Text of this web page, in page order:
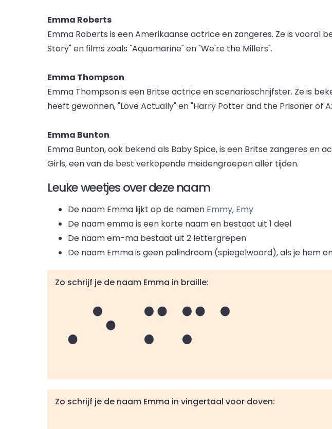
Emma Roberts
Emma Roberts is een Amerikaanse actrice en zangeres. Ze is vooral
Story" en films zoals "Aquamarine" en "We're the Millers".
Emma Thompson
Emma Thompson is een Britse actrice en scenarioschrijfster. Ze is
heeft gewonnen, "Love Actually" en "Harry Potter and the Prisoner of
Emma Bunton
Emma Bunton, ook bekend als Baby Spice, is een Britse zangeres en
Girls, een van de best verkopende meidengroepen aller tijden.
Leuke weetjes over deze naam
De naam Emma lijkt op de namen Emmy, Emy
De naam emma is een korte naam en bestaat uit 1 deel
De naam em-ma bestaat uit 2 lettergrepen
De naam Emma is geen palindroom (spiegelwoord), als je hem
Zo schrijf je de naam Emma in braille:
Emma
Zo schrijf je de naam Emma in vingertaal voor doven: